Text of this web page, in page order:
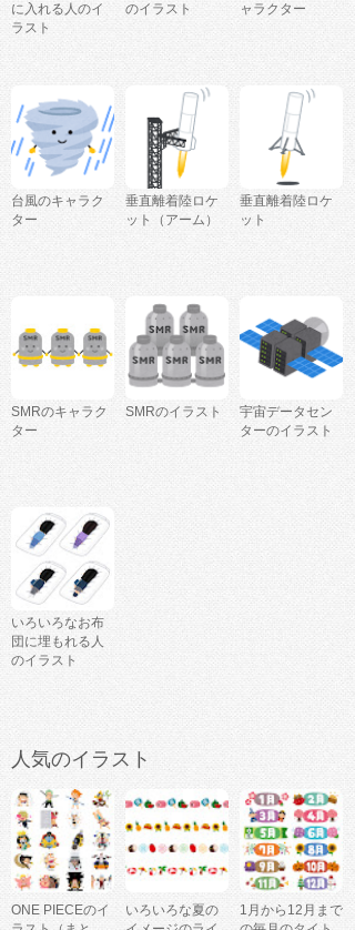
に入れる人のイ
ラスト
のイラスト
ャラクター
台風のキャラク
ター
垂直離着陸ロケ
ット（アーム）
垂直離着陸ロケ
ット
SMRのキャラク
ター
SMRのイラスト
宇宙データセン
ターのイラスト
いろいろなお布
団に埋もれる人
のイラスト
人気のイラスト
ONE PIECEのイ
いろいろな夏の
1月から12月まで